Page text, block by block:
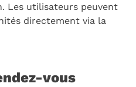
Les utilisateurs peuvent
directement via la
vous